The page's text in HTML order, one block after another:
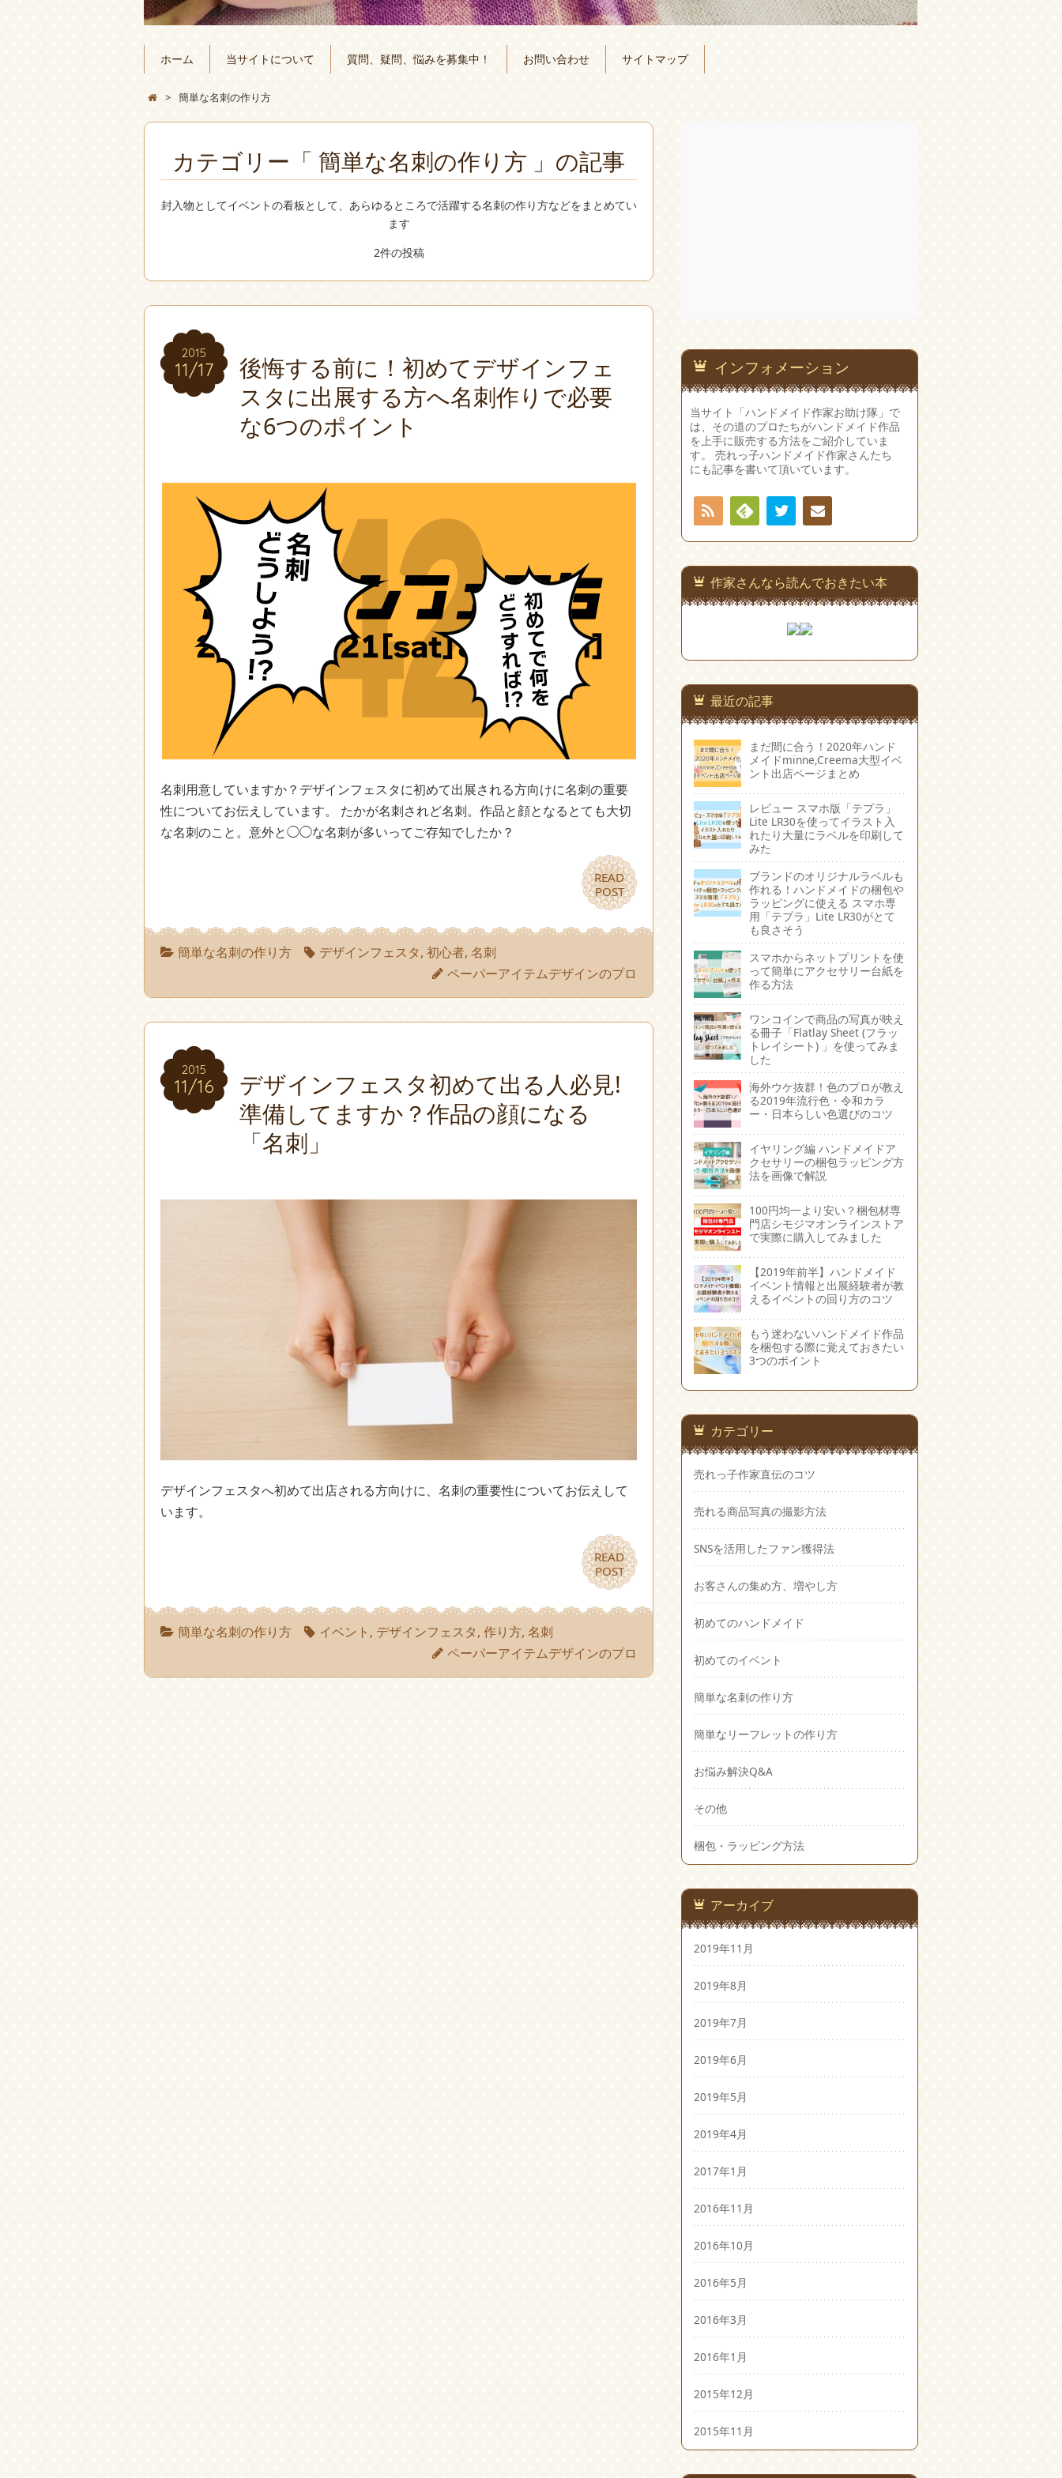
ホーム 当サイトについて 質問、疑問、悩みを募集中！ お問い合わせ サイトマップ
> 簡単な名刺の作り方
カテゴリー「 簡単な名刺の作り方 」の記事
封入物としてイベントの看板として、あらゆるところで活躍する名刺の作り方などをまとめてい
ます
2件の投稿
2015
11/17
2015
11/17
後悔する前に！初めてデザインフェ
スタに出展する方へ名刺作りで必要
な6つのポイント
名刺用意していますか？デザインフェスタに初めて出展される方向けに名刺の重要
性についてお伝えしています。 たかが名刺されど名刺。作品と顔となるとても大切
な名刺のこと。意外と◯◯な名刺が多いってご存知でしたか？
READ
POST
READ
POST
簡単な名刺の作り方 デザインフェスタ, 初心者, 名刺
ペーパーアイテムデザインのプロ
2015
11/16
2015
11/16
デザインフェスタ初めて出る人必見!
準備してますか？作品の顔になる
「名刺」
デザインフェスタへ初めて出店される方向けに、名刺の重要性についてお伝えして
います。
READ
POST
READ
POST
簡単な名刺の作り方 イベント , デザインフェスタ, 作り方, 名刺
ペーパーアイテムデザインのプロ
インフォメーション
当サイト「ハンドメイド作家お助け隊」で
は、その道のプロたちがハンドメイド作品
を上手に販売する方法をご紹介していま
す。 売れっ子ハンドメイド作家さんたち
にも記事を書いて頂いています。
RSS
Feedly
連絡
先
作家さんなら読んでおきたい本
最近の記事
まだ間に合う！2020年ハンド
メイドminne,Creema大型イベ
ント出店ページまとめ
レビュー スマホ版「テプラ」
Lite LR30を使ってイラスト入
れたり大量にラベルを印刷して
みた
ブランドのオリジナルラベルも
作れる！ハンドメイドの梱包や
ラッピングに使える スマホ専
用「テプラ」Lite LR30がとて
も良さそう
スマホからネットプリントを使
って簡単にアクセサリー台紙を
作る方法
ワンコインで商品の写真が映え
る冊子「Flatlay Sheet (フラッ
トレイシート) 」を使ってみま
した
海外ウケ抜群！色のプロが教え
る2019年流行色・令和カラ
ー・日本らしい色選びのコツ
イヤリング編 ハンドメイドア
クセサリーの梱包ラッピング方
法を画像で解説
100円均一より安い？梱包材専
門店シモジマオンラインストア
で実際に購入してみました
【2019年前半】ハンドメイド
イベント情報と出展経験者が教
えるイベントの回り方のコツ
もう迷わないハンドメイド作品
を梱包する際に覚えておきたい
3つのポイント
カテゴリー
売れっ子作家直伝のコツ
売れる商品写真の撮影方法
SNSを活用したファン獲得法
お客さんの集め方、増やし方
初めてのハンドメイド
初めてのイベント
簡単な名刺の作り方
簡単なリーフレットの作り方
お悩み解決Q&A
その他
梱包・ラッピング方法
アーカイブ
2019年11月
2019年8月
2019年7月
2019年6月
2019年5月
2019年4月
2017年1月
2016年11月
2016年10月
2016年5月
2016年3月
2016年1月
2015年12月
2015年11月